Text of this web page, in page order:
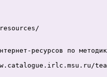
ресурсов по